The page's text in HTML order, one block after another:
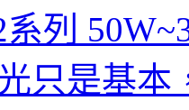
列
只是基本